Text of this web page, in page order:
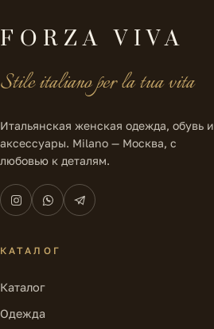
FORZA VIVA
Stile italiano per la tua vita
Итальянская женская одежда, обувь и
аксессуары. Milano — Москва, с
любовью к деталям.
КАТАЛОГ
Каталог
Одежда